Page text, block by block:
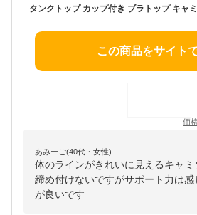
この商品をサイト
価
あみーご(40代・女性)
体のラインがきれいに見えるキャ
締め付けないですがサポート力は
が良いです